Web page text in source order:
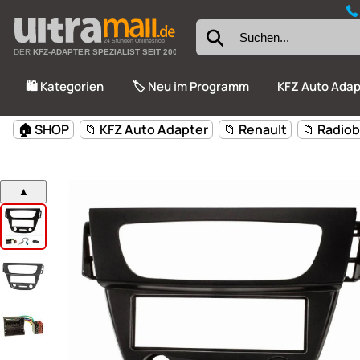
24 Stunden Onlineshop
DERKFZ-ADAPTER SPEZIALIST SEIT 2002
🛍️ Kategorien 🏷️ Neu im Programm KFZ Auto
🏠 SHOP 📁 KFZ Auto Adapter 📁 Renault 📁
▲